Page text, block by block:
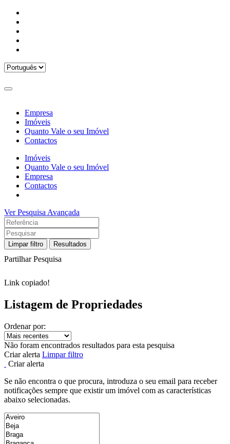
Empresa
Imóveis
Quanto Vale o seu Imóvel
Contactos
Imóveis
Quanto Vale o seu Imóvel
Empresa
Contactos
Ver Pesquisa Avançada
Limpar filtro Resultados
Partilhar Pesquisa
Link copiado!
Listagem de Propriedades
Ordenar por:
Não foram encontrados resultados para esta pesquisa
Criar alerta Limpar filtro
Criar alerta
Se não encontra o que procura, introduza o seu email para receber
notificações sempre que existir um imóvel com as características
abaixo selecionadas.